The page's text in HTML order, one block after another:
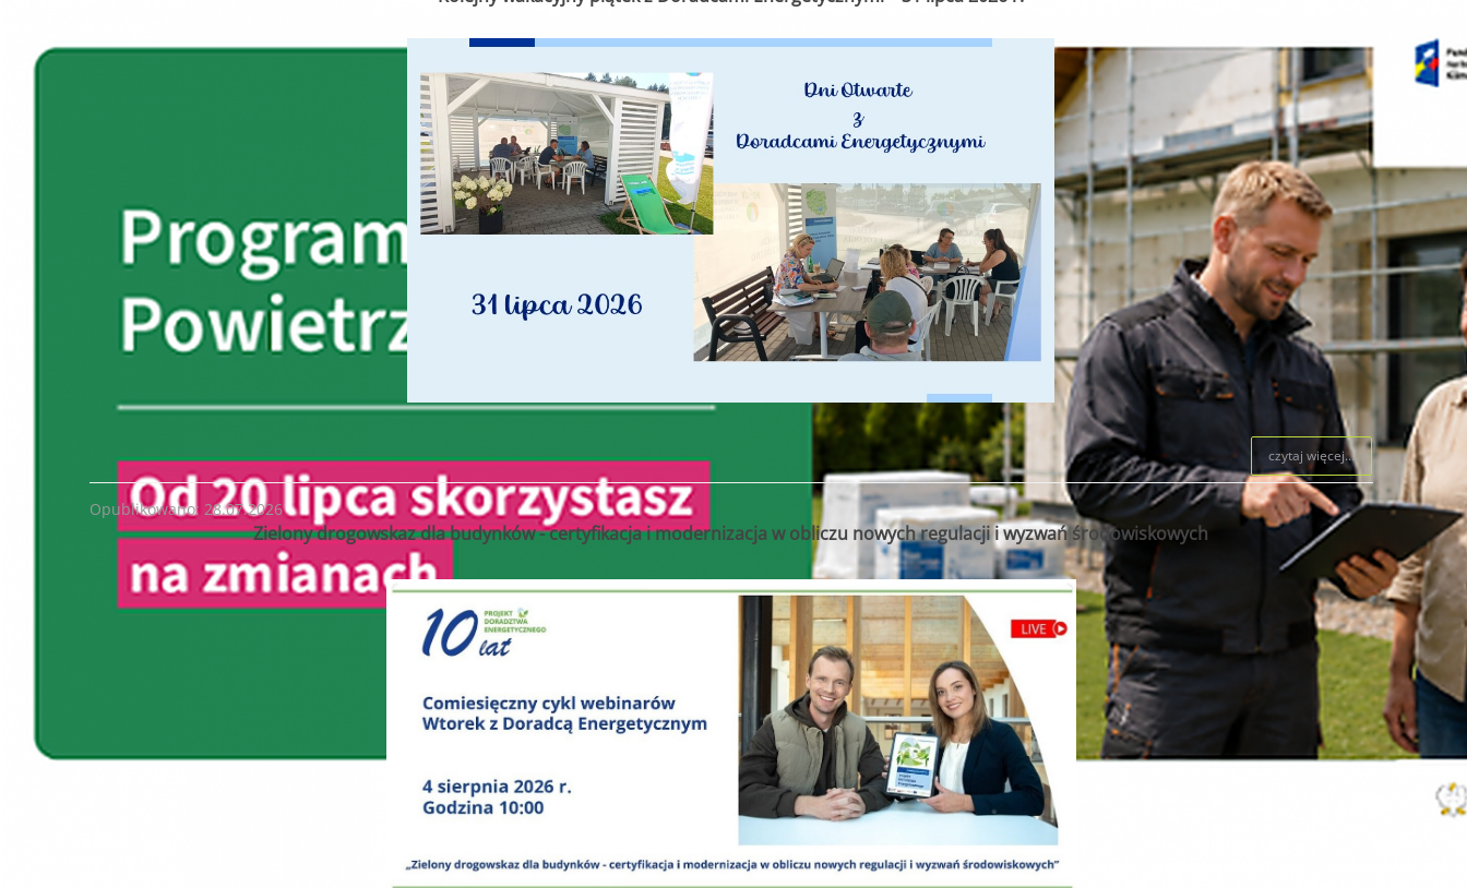
czytaj więcej...
Opublikowano: 28.07.2026
Zielony drogowskaz dla budynków - certyfikacja i modernizacja w obliczu nowych regulacji i wyzwań środowiskowych